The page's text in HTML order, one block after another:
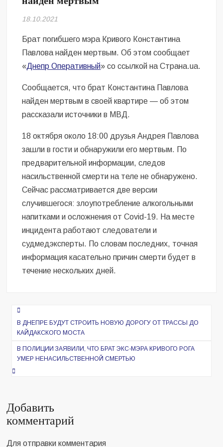
Безугла закликає валити Сирського
сучасну моду
Командувач ВМС Неїжпапа закликав не дестабілізувати ситуацію
навколо керівництва армії
18.10.2021
Брат погибшего мэра Кривого Константина
Павлова найден мертвым. Об этом сообщает
«Днепр Оперативный» со ссылкой на Страна.ua.
Сообщается, что брат Константина Павлова
найден мертвым в своей квартире — об этом
рассказали источники в МВД.
18 октября около 18:00 друзья Андрея Павлова
зашли в гости и обнаружили его мертвым. По
предварительной информации, следов
насильственной смерти на теле не обнаружено.
Сейчас рассматривается две версии
случившегося: злоупотребление алкогольными
напитками и осложнения от Covid-19. На месте
инцидента работают следователи и
судмедэксперты. По словам последних, точная
информация касательно причин смерти будет в
течение нескольких дней.
Навигация
по
записям
В ДНЕПРЕ БУДУТ СТРОИТЬ НОВУЮ ДОРОГУ ОТ ТРАССЫ ДО
КАЙДАКСКОГО МОСТА
В ПОЛИЦИИ ЗАЯВИЛИ, ЧТО БРАТ ЭКС-МЭРА КРИВОГО РОГА
УМЕР НЕНАСИЛЬСТВЕННОЙ СМЕРТЬЮ
Добавить
комментарий
Для отправки комментария